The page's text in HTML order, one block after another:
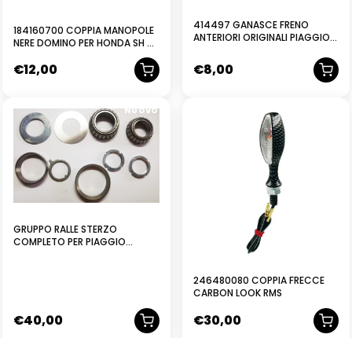
184160700 COPPIA MANOPOLE
NERE DOMINO PER HONDA SH cc
€12,00
414497 GANASCE FRENO
ANTERIORI ORIGINALI PIAGGIO
GRILLO 50
€8,00
NUOVO
GRUPPO RALLE STERZO
COMPLETO PER PIAGGIO
€40,00
246480080 COPPIA FRECCE
CARBON LOOK RMS
€30,00